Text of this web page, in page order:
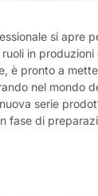
si apre
ruoli in
è pronto a
nel mondo
serie
fase di